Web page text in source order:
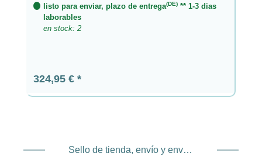
listo para enviar, plazo de entrega(DE) ** 1-3 dias
laborables
en stock: 2
Precio normal:
324,95 €
Sello de tienda, envío y envío. Proveedor de servicios de pago